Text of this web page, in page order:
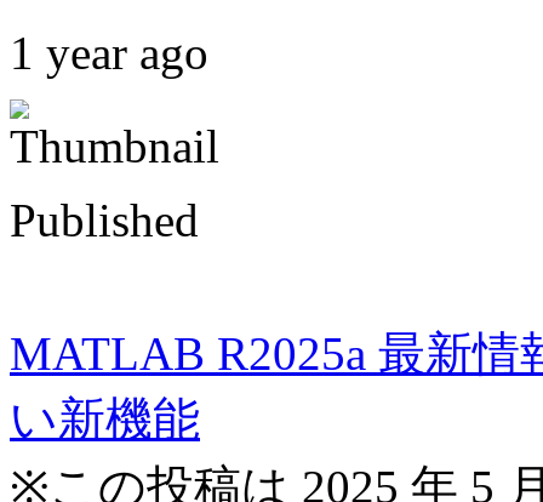
1 year ago
Published
MATLAB R2025a 最新
い新機能
※この投稿は 2025 年 5